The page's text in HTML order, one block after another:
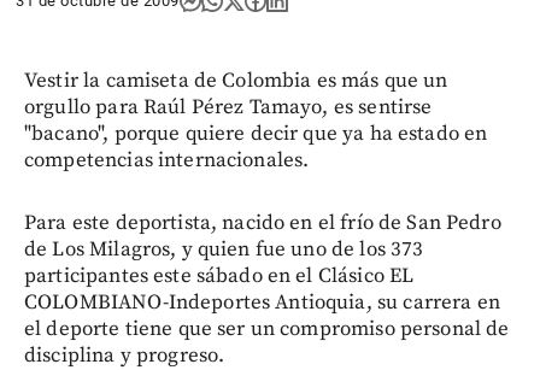
Vestir la camiseta de Colombia es más que un
orgullo para Raúl Pérez Tamayo, es sentirse
"bacano", porque quiere decir que ya ha estado en
competencias internacionales.
Para este deportista, nacido en el frío de San Pedro
de Los Milagros, y quien fue uno de los 373
participantes este sábado en el Clásico EL
COLOMBIANO-Indeportes Antioquia, su carrera en
el deporte tiene que ser un compromiso personal de
disciplina y progreso.